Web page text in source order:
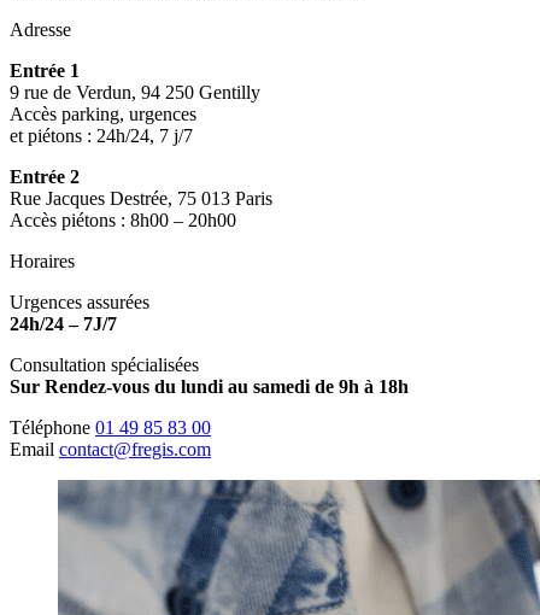
Adresse
Entrée 1
9 rue de Verdun, 94 250 Gentilly
Accès parking, urgences
et piétons : 24h/24, 7 j/7
Entrée 2
Rue Jacques Destrée, 75 013 Paris
Accès piétons : 8h00 – 20h00
Horaires
Urgences assurées
24h/24 – 7J/7
Consultation spécialisées
Sur Rendez-vous du lundi au samedi de 9h à 18h
Téléphone 01 49 85 83 00
Email contact@fregis.com